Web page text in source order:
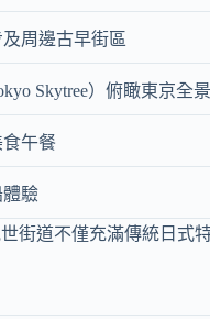
周邊古早街區
Skytree）俯瞰東京全景
午餐
體驗
街道不僅充滿傳統日